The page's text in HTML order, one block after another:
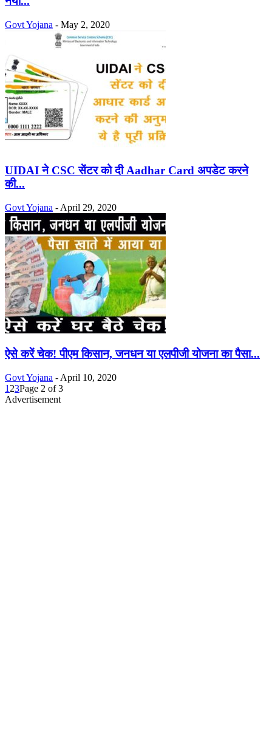
Govt Yojana - May 2, 2020
UIDAI ने CSC सेंटर को दी Aadhar Card अपडेट करने
की...
Govt Yojana - April 29, 2020
ऐसे करें चेक! पीएम किसान, जनधन या एलपीजी योजना का पैसा...
Govt Yojana - April 10, 2020
1 23Page 2 of 3
Advertisement